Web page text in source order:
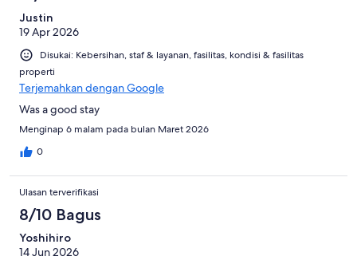
Justin
19 Apr 2026
Disukai: Kebersihan, staf & layanan, fasilitas, kondisi & fasilitas
properti
Terjemahkan dengan Google
Was a good stay
Menginap 6 malam pada bulan Maret 2026
0
Ulasan terverifikasi
8/10 Bagus
Yoshihiro
14 Jun 2026